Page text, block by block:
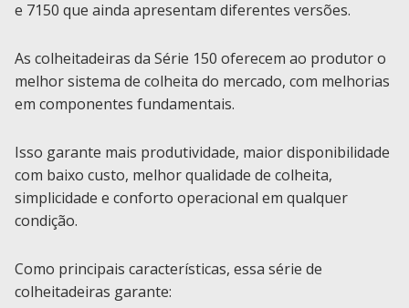
e 7150 que ainda apresentam diferentes versões.
As colheitadeiras da Série 150 oferecem ao produtor o
melhor sistema de colheita do mercado, com melhorias
em componentes fundamentais.
Isso garante mais produtividade, maior disponibilidade
com baixo custo, melhor qualidade de colheita,
simplicidade e conforto operacional em qualquer
condição.
Como principais características, essa série de
colheitadeiras garante: